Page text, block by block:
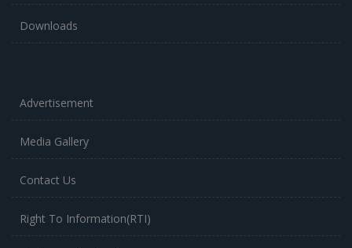
Downloads
Advertisement
Media Gallery
Contact Us
Right To Information(RTI)